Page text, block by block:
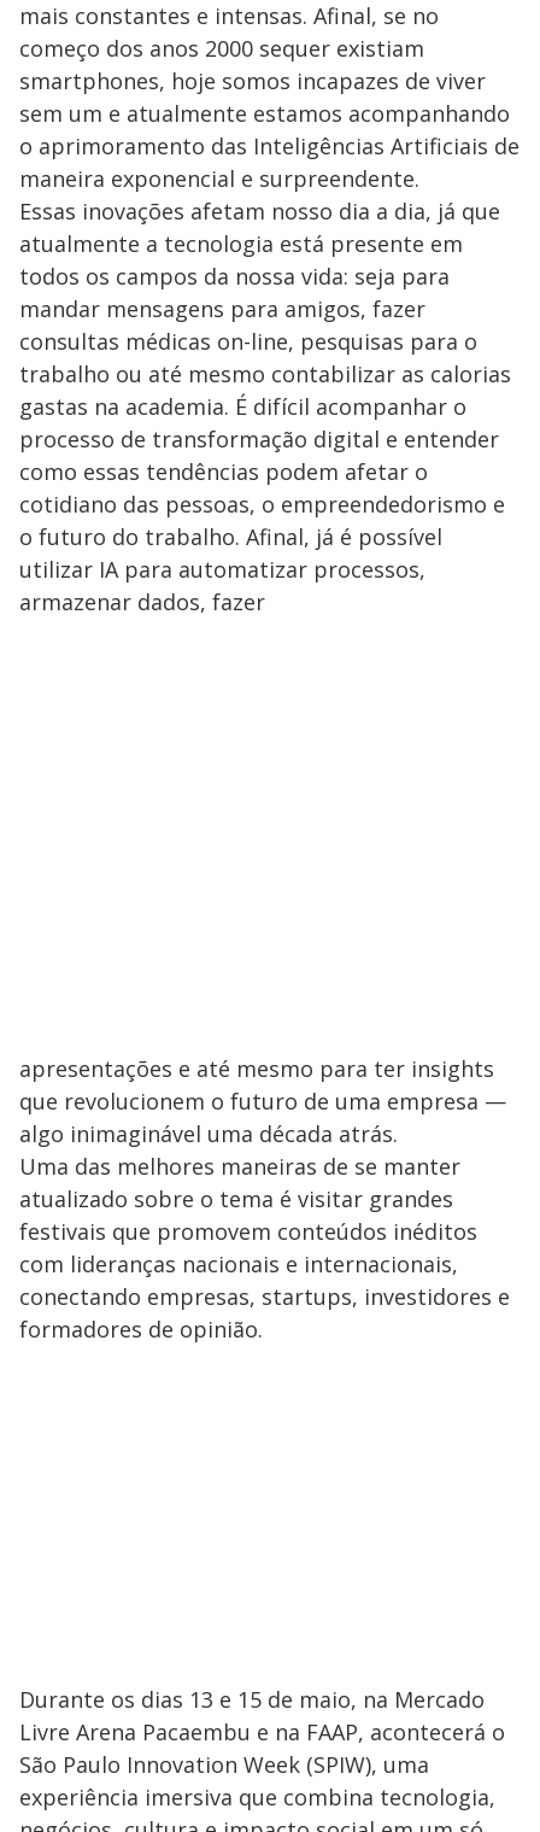
mais constantes e intensas. Afinal, se no
começo dos anos 2000 sequer existiam
smartphones, hoje somos incapazes de viver
sem um e atualmente estamos acompanhando
o aprimoramento das Inteligências Artificiais de
maneira exponencial e surpreendente.
Essas inovações afetam nosso dia a dia, já que
atualmente a tecnologia está presente em
todos os campos da nossa vida: seja para
mandar mensagens para amigos, fazer
consultas médicas on-line, pesquisas para o
trabalho ou até mesmo contabilizar as calorias
gastas na academia. É difícil acompanhar o
processo de transformação digital e entender
como essas tendências podem afetar o
cotidiano das pessoas, o empreendedorismo e
o futuro do trabalho. Afinal, já é possível
utilizar IA para automatizar processos,
armazenar dados, fazer
apresentações e até mesmo para ter insights
que revolucionem o futuro de uma empresa —
algo inimaginável uma década atrás.
Uma das melhores maneiras de se manter
atualizado sobre o tema é visitar grandes
festivais que promovem conteúdos inéditos
com lideranças nacionais e internacionais,
conectando empresas, startups, investidores e
formadores de opinião.
Durante os dias 13 e 15 de maio, na Mercado
Livre Arena Pacaembu e na FAAP, acontecerá o
São Paulo Innovation Week (SPIW), uma
experiência imersiva que combina tecnologia,